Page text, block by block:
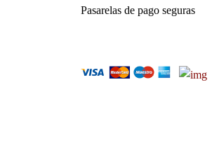
Pasarelas de pago seguras